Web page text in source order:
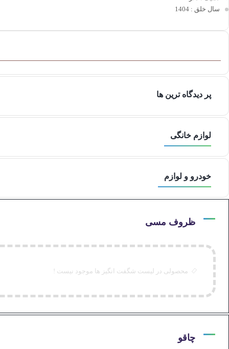
سال خلق : 1404
پر دیدگاه ترین ها
لوازم خانگی
خودرو و لوازم
ظروف مسی
محصولی در لیست شگفت انگیز ها موجود نیست !
چاقو